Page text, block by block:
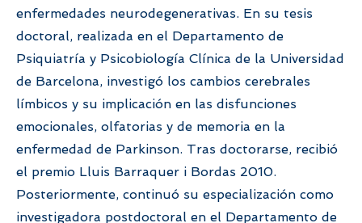
enfermedades neurodegenerativas. En su tesis
doctoral, realizada en el Departamento de
Psiquiatría y Psicobiología Clínica de la Universidad
de Barcelona, investigó los cambios cerebrales
límbicos y su implicación en las disfunciones
emocionales, olfatorias y de memoria en la
enfermedad de Parkinson. Tras doctorarse, recibió
el premio Lluis Barraquer i Bordas 2010.
Posteriormente, continuó su especialización como
investigadora postdoctoral en el Departamento de